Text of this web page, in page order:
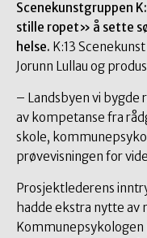
Scenekunstgruppen
stille ropet» å sette
helse. K:13
Jorunn Lullau og
– Landsbyen vi bygde
av kompetanse fra
skole,
prøvevisningen for
Prosjektlederens
hadde ekstra nytte av